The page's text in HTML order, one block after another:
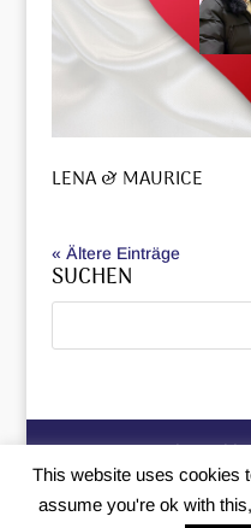
LENA & MAURICE
« Ältere Einträge
SUCHEN
Copyright © 2026
This website uses cookies
assume you're ok with